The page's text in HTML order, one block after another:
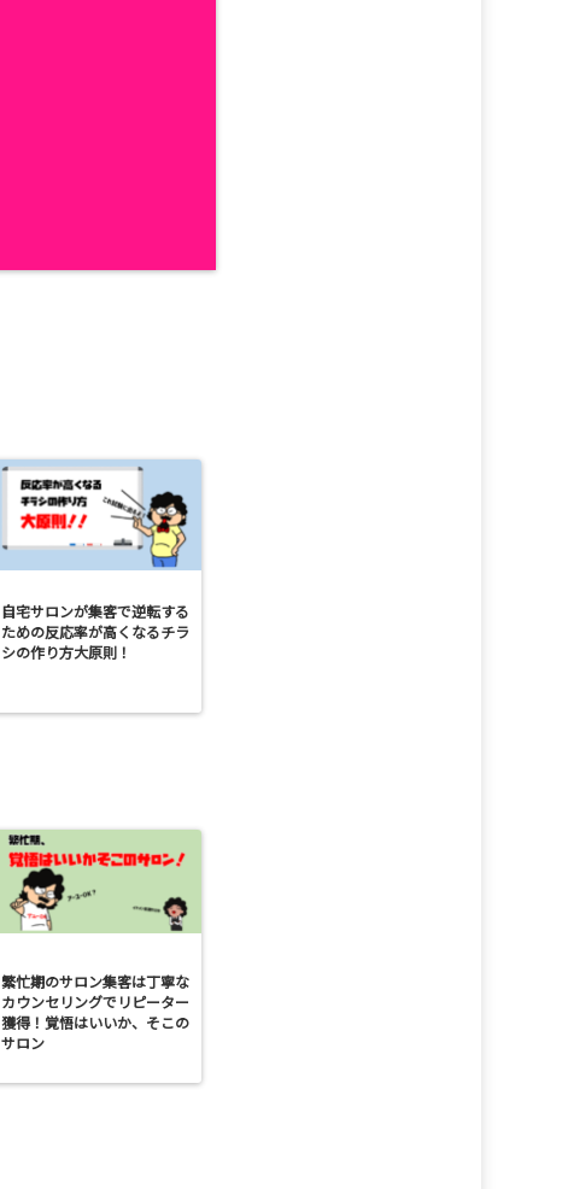
自宅サロンが集客で逆転する
ための反応率が高くなるチラ
シの作り方大原則！
繁忙期のサロン集客は丁寧な
カウンセリングでリピーター
獲得！覚悟はいいか、そこの
サロン